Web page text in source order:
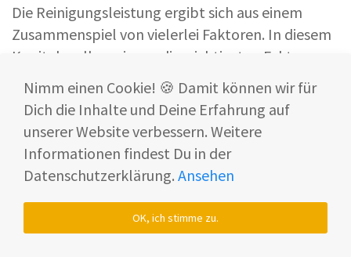
Die Reinigungsleistung ergibt sich aus einem
Zusammenspiel von vielerlei Faktoren. In diesem
Kapitel wollen wir uns die wichtigsten Faktoren
genauer ansehen.
Die Saugleistung des Regulus Aqua
Da wäre zunächst die Saugleistung des Regulus
Aqua:
Im Test hat sich gezeigt, dass diese in beiden
Modi stark genug ist, um auch trockenen Schmutz
Nimm einen Cookie! 🍪 Damit können wir für
Dich die Inhalte und Deine Erfahrung auf
unserer Website verbessern. Weitere
Informationen findest Du in der
Datenschutzerklärung. Ansehen
OK, ich stimme zu.